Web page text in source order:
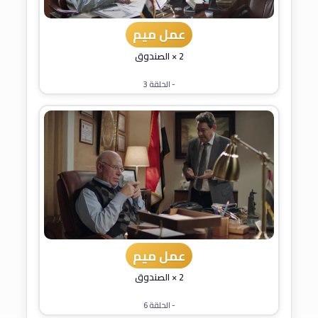
عمل ميم
2 × الصندوق
- الحلقة 3
عمل ميم
2 × الصندوق
- الحلقة 6